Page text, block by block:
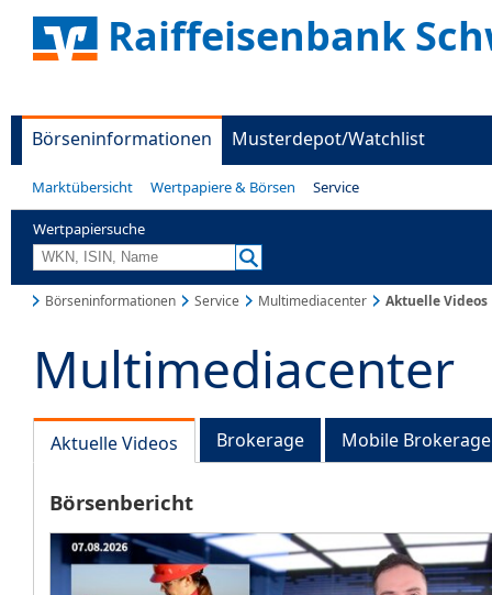
Raiffeisenbank
Börseninformationen Musterdepot/Watchlist
Marktübersicht Wertpapiere & Börsen Service
Wertpapiersuche
Börseninformationen Service Multimediacenter Aktuelle Videos
Multimediacenter
Aktuelle Videos Brokerage Mobile Brokerage
Börsenbericht